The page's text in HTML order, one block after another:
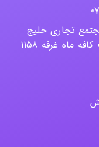
تجاری خلیج